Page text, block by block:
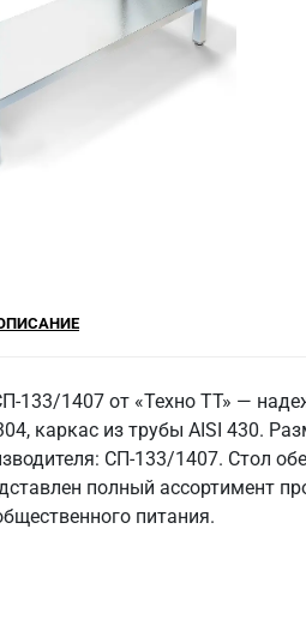
133/1407 от «Техно ТТ» —
каркас из трубы AISI 430.
СП-133/1407. Стол
полный ассортимент
питания.